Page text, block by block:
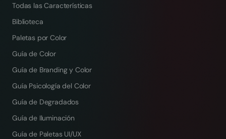
Todas las Características
Biblioteca
Paletas por Color
Guía de Color
Guía de Branding y Color
Guía Psicología del Color
Guía de Degradados
Guía de Iluminación
Guía de Paletas UI/UX